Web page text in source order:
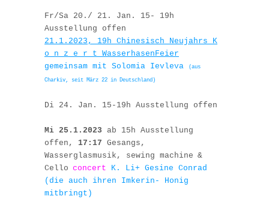
Fr/Sa 20./ 21. Jan. 15- 19h
Ausstellung offen
21.1. 2023, 19h Chinesisch Neujahrs K
o n z e r t Wasserhasen Feier
gemeinsam mit Solomia Ievleva (aus
Charkiv, seit März 22 in Deutschland)
Di 24. Jan. 15-19h Ausstellung offen
Mi 25.1.2023 ab 15 h Ausstellung
offen, 17: 17 Gesangs,
Wasserglasmusik, sewing machine &
Cello concert
K. Li+ Gesine Conrad
(die auch ihren Imkerin- Honig
mitbringt)